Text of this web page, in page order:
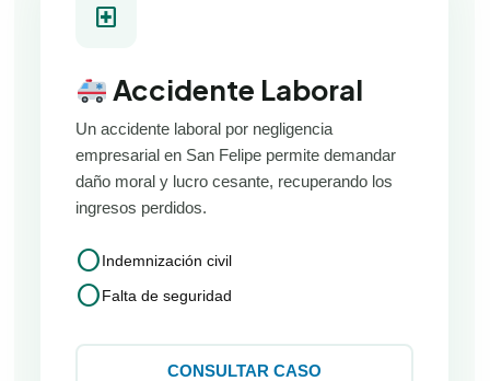
local_hospital
Accidente Laboral
Un accidente laboral por negligencia
empresarial en San Felipe permite demandar
daño moral y lucro cesante, recuperando los
ingresos perdidos.
circleIndemnización civil
circleFalta de seguridad
CONSULTAR CASO